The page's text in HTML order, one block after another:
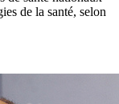
de la santé, selon